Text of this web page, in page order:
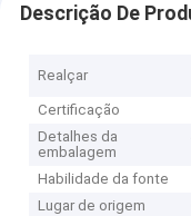
Descrição De
Realçar
Certificação
Detalhes da
embalagem
Habilidade da fonte
Lugar de origem